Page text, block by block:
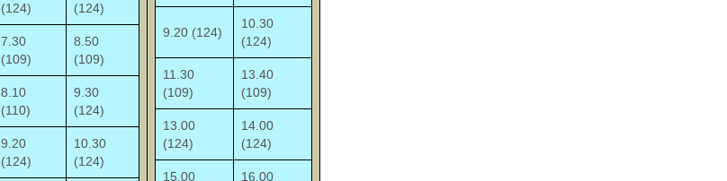
(124)
(124)
7.30
(109)
8.50
(109)
8.10
(110)
9.30
(124)
9.20
(124)
10.30
(124)
9.20 (124)
10.30
(124)
11.30
(109)
13.40
(109)
13.00
(124)
14.00
(124)
15.00
16.00